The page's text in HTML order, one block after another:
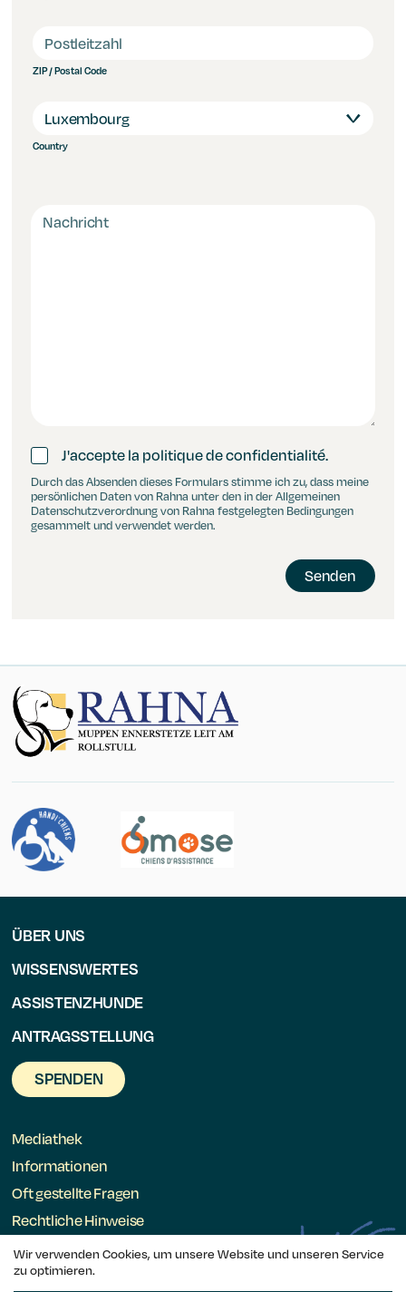
Wir verwenden Cookies, um unsere Website und unseren Service
zu optimieren.
ZIP / Postal Code
Country
J'accepte la politique de confidentialité.
Durch das Absenden dieses Formulars stimme ich zu, dass meine
persönlichen Daten von Rahna unter den in der Allgemeinen
Datenschutzverordnung von Rahna festgelegten Bedingungen
gesammelt und verwendet werden.
ÜBER UNS
WISSENSWERTES
ASSISTENZHUNDE
ANTRAGSSTELLUNG
SPENDEN
Mediathek
Informationen
Oft gestellte Fragen
Rechtliche Hinweise
Rahna – Muppen ënnerstëtze Leit am Rollstull a.s.b.l.